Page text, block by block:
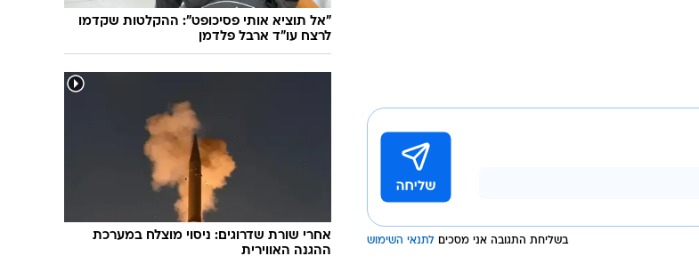
בשליחת התגובה אני מסכים לתנאי השימוש
"אל תוציא אותי פסיכופט": ההקלטות שקדמו
לרצח עו"ד ארבל פלדמן
אחרי שורת שדרוגים: ניסוי מוצלח במערכת
ההגנה האווירית